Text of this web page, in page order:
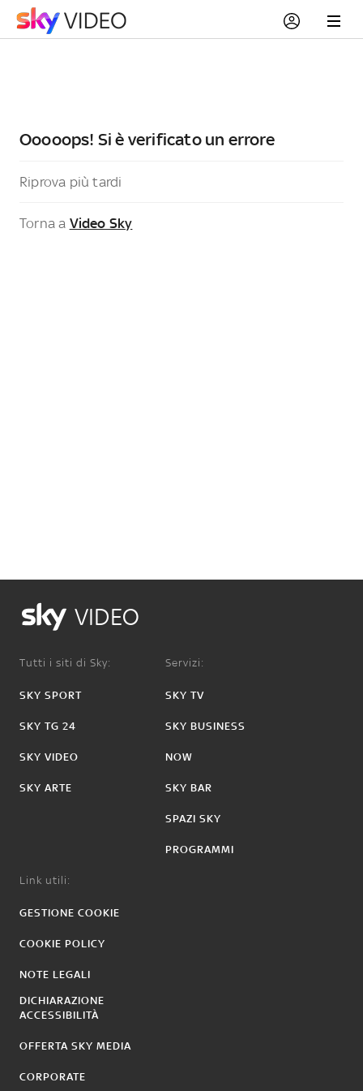
Ooooops! Si è verificato un errore
Riprova più tardi
Torna a Video Sky
VIDEO
Tutti i siti di Sky:
SKY SPORT
SKY TG 24
SKY VIDEO
SKY ARTE
Servizi:
SKY TV
SKY BUSINESS
NOW
SKY BAR
SPAZI SKY
PROGRAMMI
Link utili:
GESTIONE COOKIE
COOKIE POLICY
NOTE LEGALI
DICHIARAZIONE
ACCESSIBILITÀ
OFFERTA SKY MEDIA
CORPORATE